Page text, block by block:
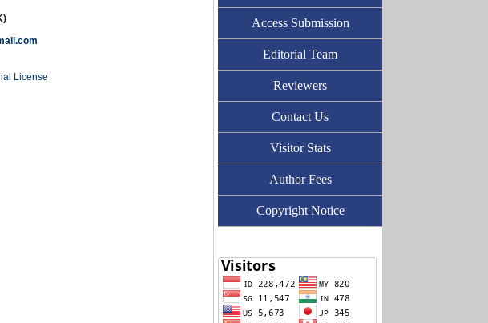
Access Submission
Editorial Team
Reviewers
Contact Us
Visitor Stats
Author Fees
Copyright Notice
License